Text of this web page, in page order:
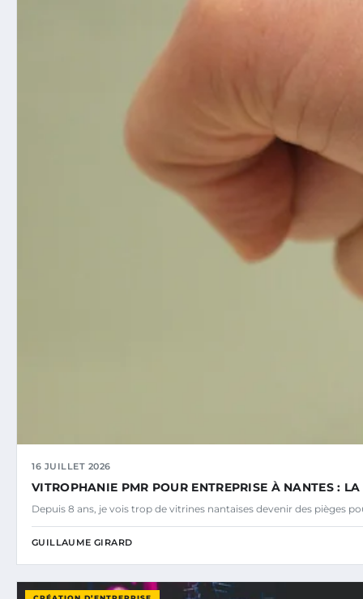
16 JUILLET 2026
VITROPHANIE PMR POUR ENTREPRISE À NANTES :
Depuis 8 ans, je vois trop de vitrines nantaises devenir des pièges
GUILLAUME GIRARD